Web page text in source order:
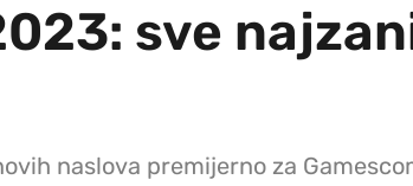
sve
naslova premijerno za